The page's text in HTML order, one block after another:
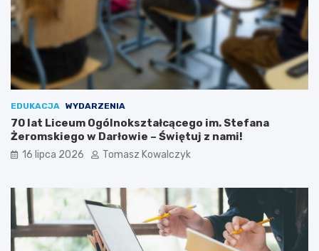
EDUKACJA WYDARZENIA
70 lat Liceum Ogólnokształcącego im. Stefana
Żeromskiego w Darłowie – Świętuj z nami!
16 lipca 2026 Tomasz Kowalczyk